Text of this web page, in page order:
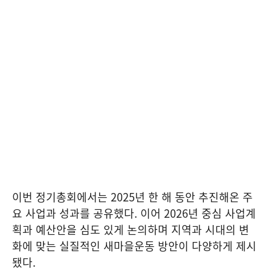
이번 정기총회에서는 2025년 한 해 동안 추진해온 주
요 사업과 성과를 공유했다. 이어 2026년 중심 사업계
획과 예산안을 심도 있게 논의하며 지역과 시대의 변
화에 맞는 실질적인 새마을운동 방안이 다양하게 제시
됐다.